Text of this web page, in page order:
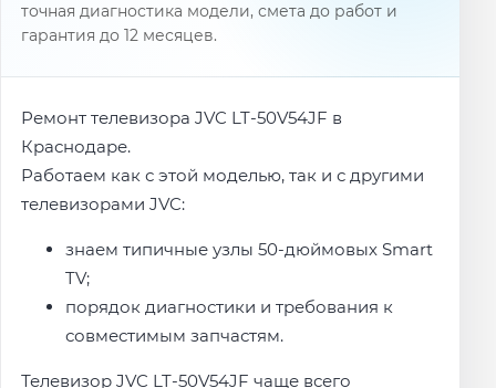
точная диагностика модели, смета до работ и
гарантия до 12 месяцев.
Ремонт телевизора JVC LT-50V54JF в
Краснодаре.
Работаем как с этой моделью, так и с другими
телевизорами JVC:
знаем типичные узлы 50-дюймовых Smart
TV;
порядок диагностики и требования к
совместимым запчастям.
Телевизор JVC LT-50V54JF чаще всего